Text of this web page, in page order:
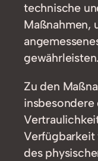
technische
Maßnahmen,
gewährleisten.
Zu den
des